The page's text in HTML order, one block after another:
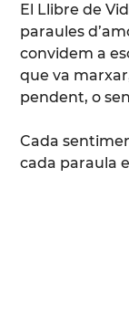
El Llibre de
paraules
convidem a
que va
pendent, o
Cada
cada paraula